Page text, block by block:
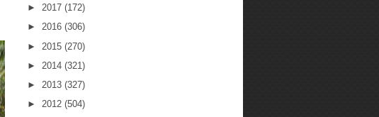
► 2017 (172)
► 2016 (306)
► 2015 (270)
► 2014 (321)
► 2013 (327)
► 2012 (504)